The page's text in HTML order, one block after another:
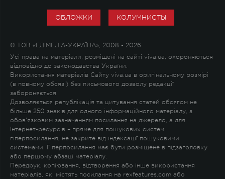
ОБЛОЖКИ КОЛУМНИСТЫ
© ТОВ «ЕДІМЕДІА-УКРАЇНА», 2008 - 2026
Усі права на матеріали, розміщені на сайті viva.ua, охороняються
відповідно до законодавства України.
Використання матеріалів Сайту viva.ua в оригінальному розмірі
(в повному обсязі) без письмового дозволу редакції
забороняється.
Дозволяється републікація та цитування статей обсягом не
більше 250 знаків для одного інформаційного матеріалу, з
обов'язковим зазначенням посилання на джерело, а для
Інтернет-ресурсів – пряме для пошукових систем
гіперпосилання, не закрите від індексації пошуковими
системами. Гіперпосилання має бути розміщене в підзаголовку
або першому абзаці матеріалу.
Передрук, копіювання, відтворення або інше використання
матеріалів, які містять посилання на rexfeatures.com або